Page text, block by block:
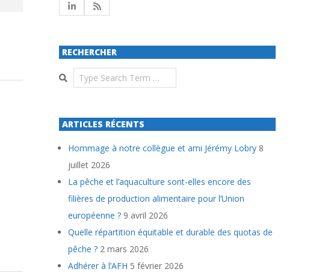
RECHERCHER
Search
ARTICLES RÉCENTS
Hommage à notre collègue et ami Jérémy Lobry 8
juillet 2026
La pêche et l’aquaculture sont-elles encore des
filières de production alimentaire pour l’Union
européenne ? 9 avril 2026
Quelle répartition équitable et durable des quotas de
pêche ? 2 mars 2026
Adhérer à l’AFH 5 février 2026